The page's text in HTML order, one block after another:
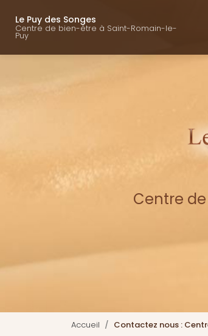
contenu
Le Puy des Songes
Centre de bien-être à Saint-Romain-le-
Puy
Centre
Accueil Contactez nous :